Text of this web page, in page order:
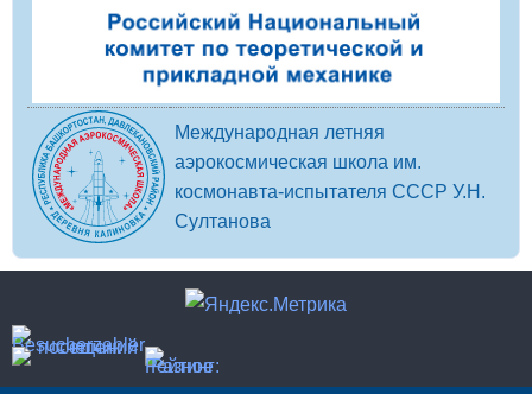
Международная летняя
аэрокосмическая школа им.
космонавта-испытателя СССР У.Н.
Султанова